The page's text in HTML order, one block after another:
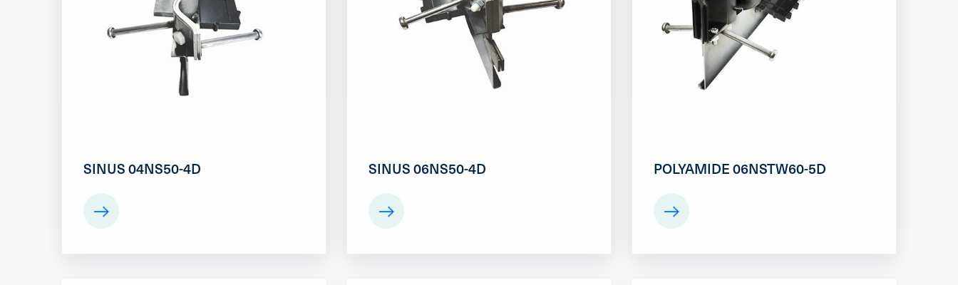
SINUS 04NS50-4D SINUS 06NS50-4D POLYAMIDE 06NSTW60-5D